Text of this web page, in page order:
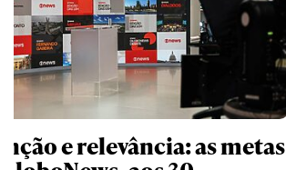
e relevância: as metas